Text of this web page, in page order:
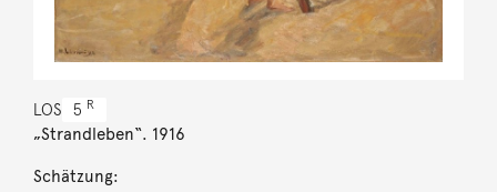
LOS 5 R
„Strandleben“. 1916
Schätzung: